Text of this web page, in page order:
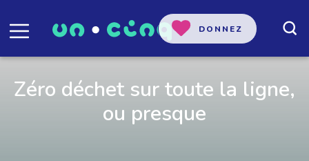
DONNEZ
Zéro déchet sur toute la ligne,
ou presque